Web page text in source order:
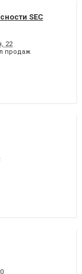
SEC
22
продаж